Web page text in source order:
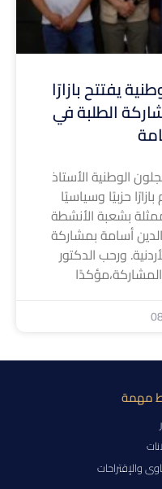
يفتتح بازارًا
الطلبة في
الوطنية الأستاذ
حزبيًا وسياسيًا
بشعبة الأنشطة
الدين أسامة بمشاركة
ورحب الدكتور
مهمة
والإقتراحات